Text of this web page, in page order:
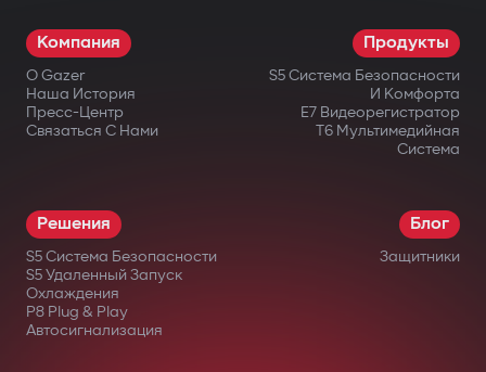
Компания
О Gazer
Наша История
Пресс-Центр
Связаться С Нами
Продукты
S5 Система Безопасности
И Комфорта
E7 Видеорегистратор
T6 Мультимедийная
Система
Решения
S5 Система Безопасности
S5 Удаленный Запуск
Охлаждения
P8 Plug & Play
Автосигнализация
Блог
Защитники